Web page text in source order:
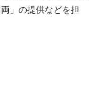
」の提供などを担